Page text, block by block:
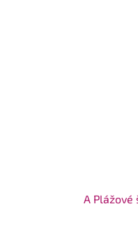
A Plážové